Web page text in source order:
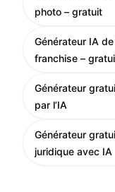
photo – gratuit
Générateur IA
franchise –
Générateur
par l’IA
Générateur
juridique avec IA